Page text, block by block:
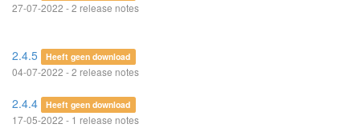
27-07-2022 - 2 release notes
2.4.5 Heeft geen download
04-07-2022 - 2 release notes
2.4.4 Heeft geen download
17-05-2022 - 1 release notes